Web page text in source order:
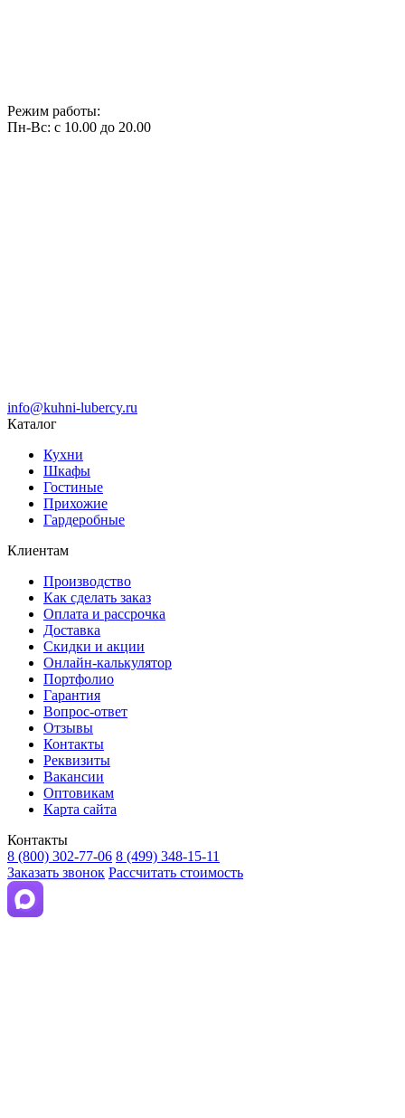
Режим работы:
Пн-Вс: с 10.00 до 20.00
info@kuhni-lubercy.ru
Каталог
Кухни
Шкафы
Гостиные
Прихожие
Гардеробные
Клиентам
Производство
Как сделать заказ
Оплата и рассрочка
Доставка
Скидки и акции
Онлайн-калькулятор
Портфолио
Гарантия
Вопрос-ответ
Отзывы
Контакты
Реквизиты
Вакансии
Оптовикам
Карта сайта
Контакты
8 (800) 302-77-06 8 (499) 348-15-11
Заказать звонок Рассчитать стоимость